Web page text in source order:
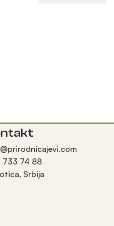
733 74 88
Srbija